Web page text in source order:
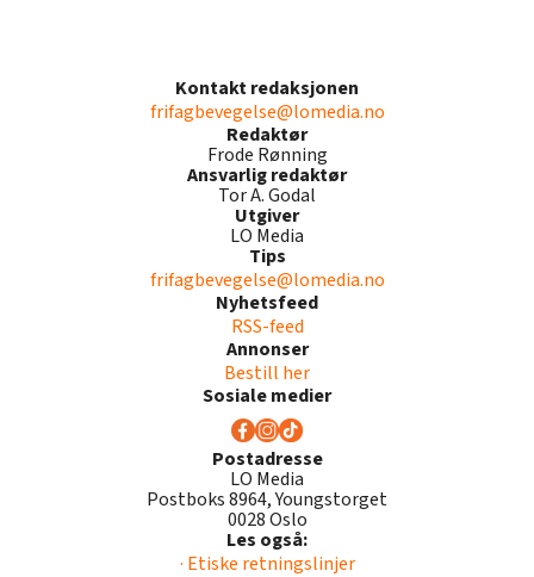
Kontakt redaksjonen
frifagbevegelse@lomedia.no
Redaktør
Frode Rønning
Ansvarlig redaktør
Tor A. Godal
Utgiver
LO Media
Tips
frifagbevegelse@lomedia.no
Nyhetsfeed
RSS-feed
Annonser
Bestill her
Sosiale medier
Postadresse
LO Media
Postboks 8964, Youngstorget
0028 Oslo
Les også:
· Etiske retningslinjer